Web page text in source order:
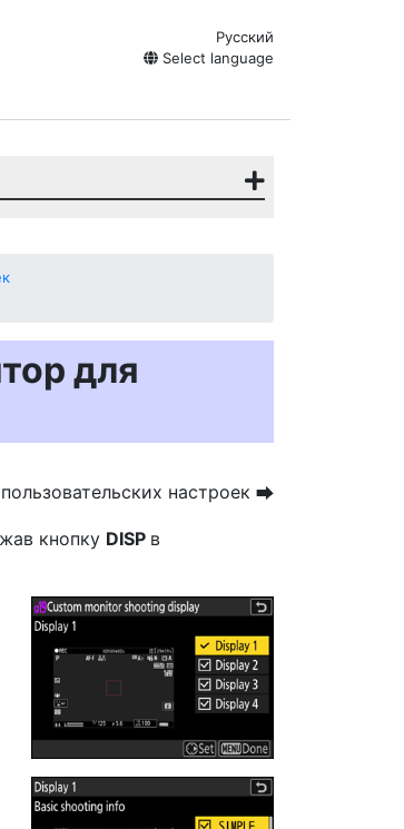
Русский
Select language
для
пользовательских настроек U
кнопку DISP в